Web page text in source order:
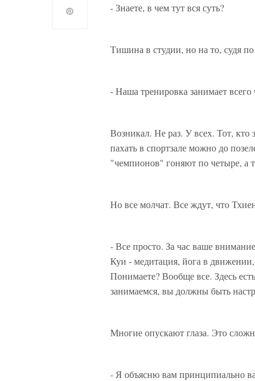
- Знаете, в чем тут вся суть?
Тишина в студии, но на то, судя по
- Наша тренировка занимает
Возникал. Не раз. У всех. Тот, кто
пахать в спортзале можно до
"чемпионов" гоняют по четыре, а
Но все молчат. Все ждут, что
- Все просто. За час ваше
Куи - медитация, йога в движении,
Понимаете? Вообще все. Здесь
занимаемся, вы должны быть
Многие опускают глаза. Это
- Я объясню вам принципиально